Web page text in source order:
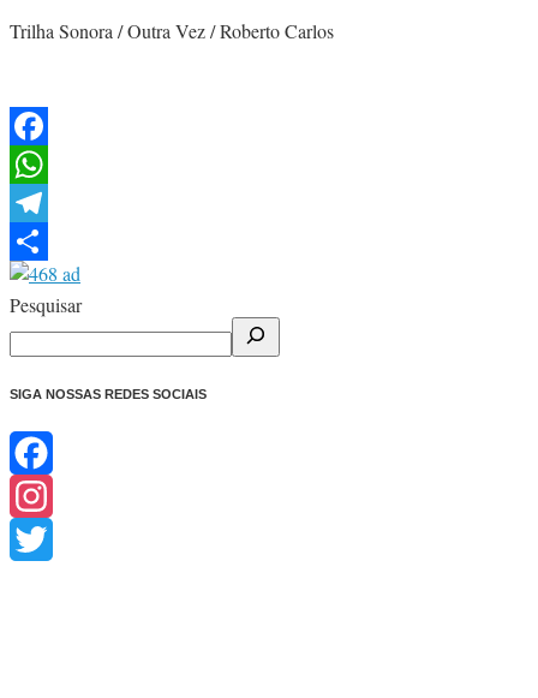
Trilha Sonora / Outra Vez / Roberto Carlos
Facebook
WhatsApp
Telegram
Share
Pesquisar
SIGA NOSSAS REDES SOCIAIS
Facebook
Instagram